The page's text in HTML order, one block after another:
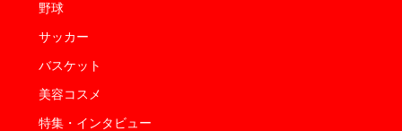
野球
サッカー
バスケット
美容コスメ
特集・インタビュー